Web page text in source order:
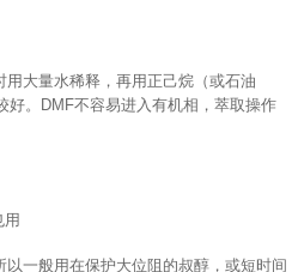
大量水稀释，再用正己烷（或石油
好。DMF不容易进入有机相，萃取操作
用
一般用在保护大位阻的叔醇，或短时间